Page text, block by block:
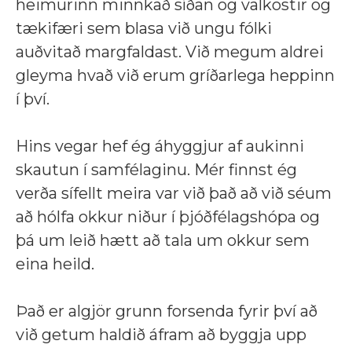
heimurinn minnkað síðan og valkostir og
tækifæri sem blasa við ungu fólki
auðvitað margfaldast. Við megum aldrei
gleyma hvað við erum gríðarlega heppinn
í því.
Hins vegar hef ég áhyggjur af aukinni
skautun í samfélaginu. Mér finnst ég
verða sífellt meira var við það að við séum
að hólfa okkur niður í þjóðfélagshópa og
þá um leið hætt að tala um okkur sem
eina heild.
Það er algjör grunn forsenda fyrir því að
við getum haldið áfram að byggja upp